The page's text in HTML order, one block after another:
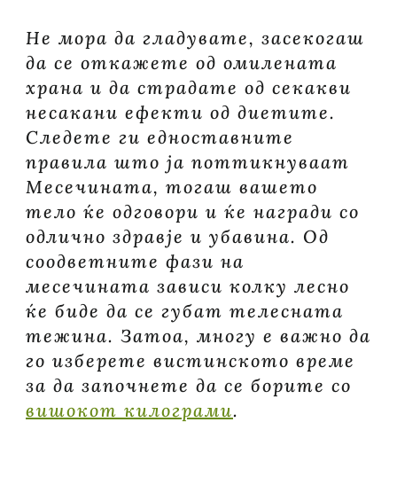
Не мора да гладувате, засекогаш
да се откажете од омилената
храна и да страдате од секакви
несакани ефекти од диетите.
Следете ги едноставните
правила што ја поттикнуваат
Месечината, тогаш вашето
тело ќе одговори и ќе награди со
одлично здравје и убавина. Од
соодветните фази на
месечината зависи колку лесно
ќе биде да се губат телесната
тежина. Затоа, многу е важно да
го изберете вистинското време
за да започнете да се борите со
вишокот килограми.